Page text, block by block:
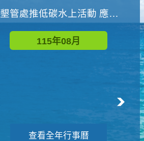
墾管處推低碳水上活動 應屆畢業生限額免費參加
115年08月
查看全年行事曆